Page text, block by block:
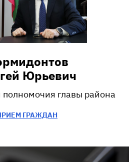
Юрьевич
главы района
ГРАЖДАН